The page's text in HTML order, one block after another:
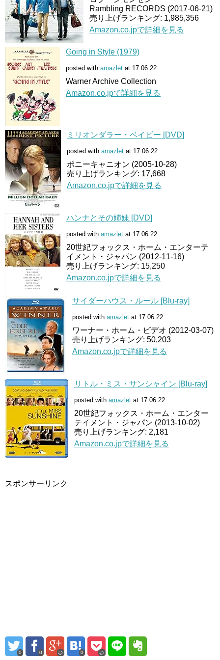
Rambling RECORDS (2017-06-21)
売り上げランキング: 1,985,356
Amazon.co.jpで詳細を見る
Going in Style (1979)
posted with amazlet at 17.06.22
Warner Archive Collection
Amazon.co.jpで詳細を見る
ミリオンダラー・ベイビー [DVD]
posted with amazlet at 17.06.22
ポニーキャニオン (2005-10-28)
売り上げランキング: 17,668
Amazon.co.jpで詳細を見る
ハンナとその姉妹 [DVD]
posted with amazlet at 17.06.22
20世紀フォックス・ホーム・エンターテ
イメント・ジャパン (2012-11-16)
売り上げランキング: 15,250
Amazon.co.jpで詳細を見る
サイダーハウス・ルール [Blu-ray]
posted with amazlet at 17.06.22
ワーナー・ホーム・ビデオ (2012-03-07)
売り上げランキング: 50,203
Amazon.co.jpで詳細を見る
リトル・ミス・サンシャイン [Blu-ray]
posted with amazlet at 17.06.22
20世紀フォックス・ホーム・エンター
テイメント・ジャパン (2013-10-02)
売り上げランキング: 2,181
Amazon.co.jpで詳細を見る
スポンサーリンク
0 0 0